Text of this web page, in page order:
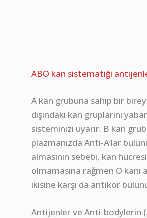
ABO kan sistematiği
A kan grubuna sahip bir
dışındaki kan gruplarını
sisteminizi uyarır. B kan
plazmanızda Anti-A’lar
almasının sebebi, kan
olmamasına rağmen O
ikisine karşı da antikor
Antijenler ve Anti-bodylerin